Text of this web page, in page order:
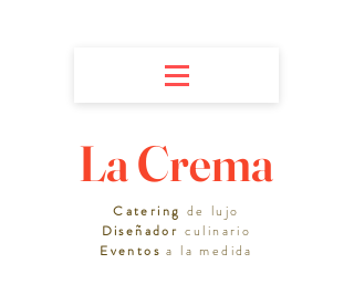
La Crema
Catering de lujo
Diseñador culinario
Eventos a la medida